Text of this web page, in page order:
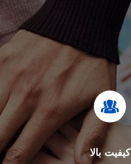
کیفیت بالا